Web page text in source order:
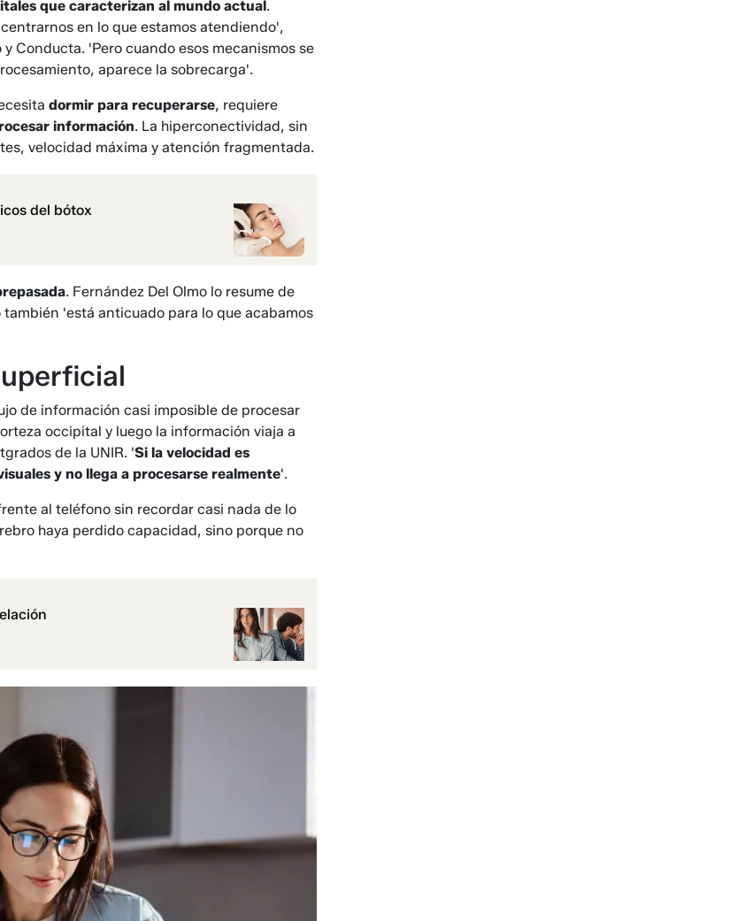
que caracterizan al mundo actual.
en lo que estamos atendiendo',
Conducta. 'Pero cuando esos mecanismos se
aparece la sobrecarga'.
dormir para recuperarse, requiere
información. La hiperconectividad, sin
velocidad máxima y atención fragmentada.
del bótox
. Fernández Del Olmo lo resume de
'está anticuado para lo que acabamos
de información casi imposible de procesar
occipital y luego la información viaja a
de la UNIR. 'Si la velocidad es
y no llega a procesarse realmente'.
al teléfono sin recordar casi nada de lo
haya perdido capacidad, sino porque no